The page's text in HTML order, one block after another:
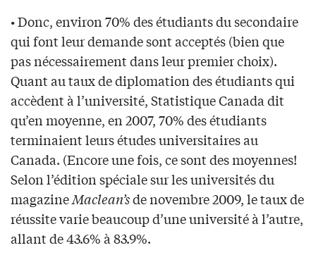
• Donc, environ 70% des étudiants du secondaire
qui font leur demande sont acceptés (bien que
pas nécessairement dans leur premier choix).
Quant au taux de diplomation des étudiants qui
accèdent à l’université, Statistique Canada dit
qu’en moyenne, en 2007, 70% des étudiants
terminaient leurs études universitaires au
Canada. (Encore une fois, ce sont des moyennes!
Selon l’édition spéciale sur les universités du
magazineMaclean’sde novembre 2009, le taux de
réussite varie beaucoup d’une université à l’autre,
allant de 43.6% à 83.9%.